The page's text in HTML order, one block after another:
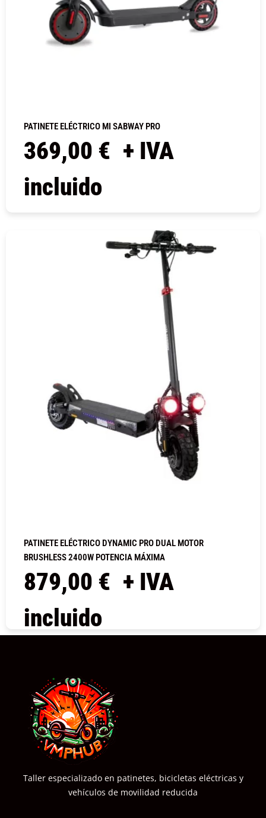
PATINETE ELÉCTRICO MI SABWAY PRO
369,00 € + IVA
incluido
PATINETE ELÉCTRICO DYNAMIC PRO DUAL MOTOR
BRUSHLESS 2400W POTENCIA MÁXIMA
879,00 € + IVA
incluido
Taller especializado en patinetes, bicicletas eléctricas y
vehículos de movilidad reducida